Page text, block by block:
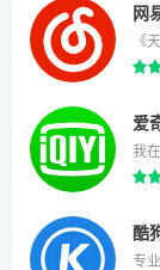
网
《
爱
我
酷
专